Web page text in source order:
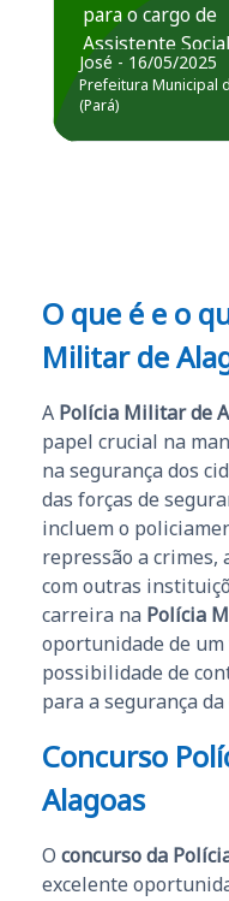
para o cargo de
Assistente
estou atuando na
Prefeitura de
José - 16/05/2025
Prefeitura Municipal
(Pará)
O que é e o
Militar de
A Polícia Militar de
papel crucial na
na segurança dos
das forças de
incluem o
repressão a crimes,
com outras
carreira na Polícia
oportunidade de
possibilidade de
para a segurança
Concurso
Alagoas
O concurso da
excelente